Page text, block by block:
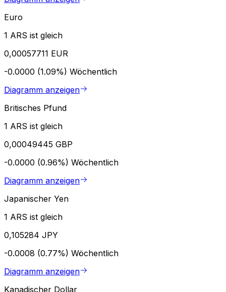
Euro
1 ARS ist gleich
0,00057711 EUR
-0.0000 (1.09%) Wöchentlich
Diagramm anzeigen
Britisches Pfund
1 ARS ist gleich
0,00049445 GBP
-0.0000 (0.96%) Wöchentlich
Diagramm anzeigen
Japanischer Yen
1 ARS ist gleich
0,105284 JPY
-0.0008 (0.77%) Wöchentlich
Diagramm anzeigen
Kanadischer Dollar